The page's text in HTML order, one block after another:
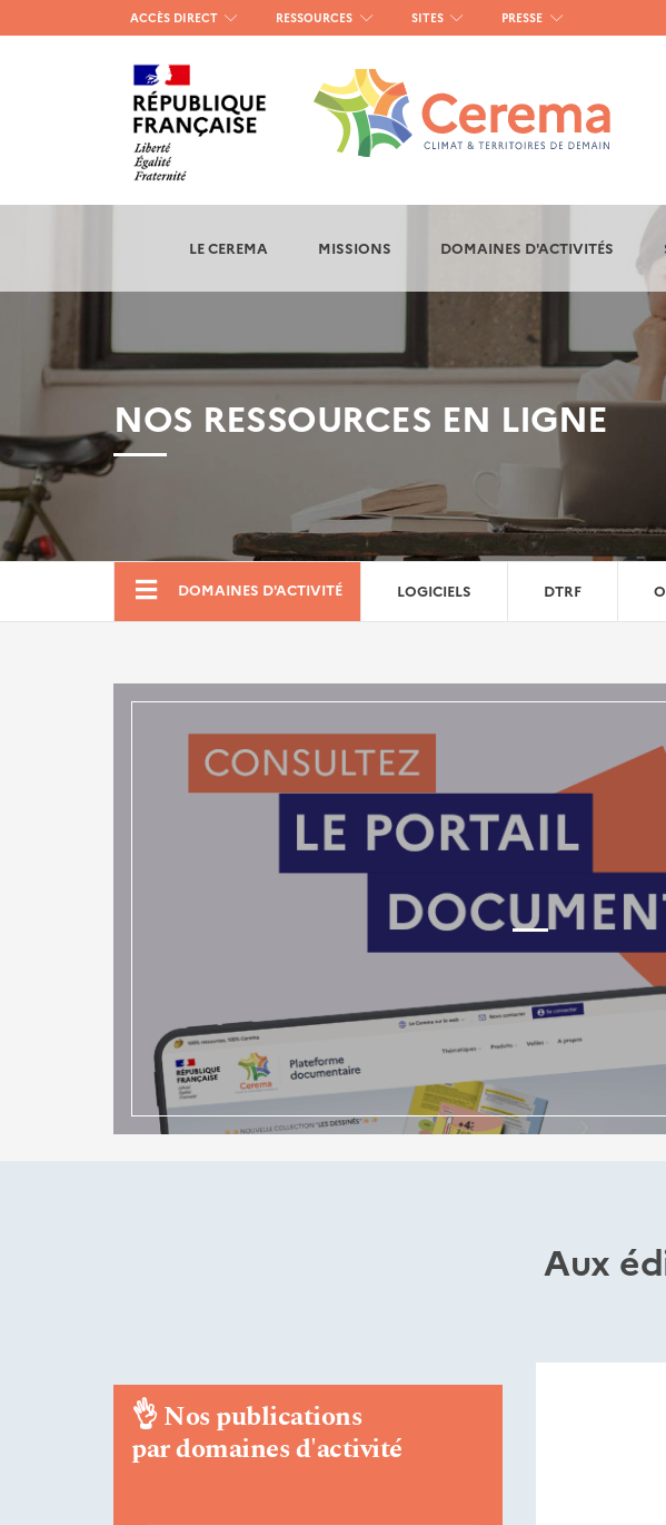
Menu
haut
gauche
ACCÈS DIRECT RESSOURCES SITES PRESSE
LE CEREMA MISSIONS DOMAINES D'ACTIVITÉS
NOS RESSOURCES EN LIGNE
BoutiqueDOMAINES D'ACTIVITÉ LOGICIELS DTRF
Aux
👌Nos publications
par domaines d'activité